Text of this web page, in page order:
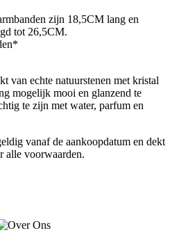
zijn 18,5CM lang en
tot 26,5CM.
van echte natuurstenen met kristal
mogelijk mooi en glanzend te
te zijn met water, parfum en
vanaf de aankoopdatum en dekt
alle voorwaarden.